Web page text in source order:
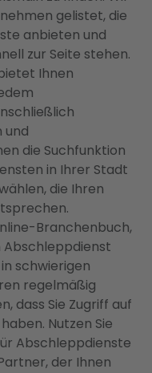
gelistet, die
anbieten und
zur Seite stehen.
Ihnen
und
die Suchfunktion
in Ihrer Stadt
die Ihren
Branchenbuch,
Abschleppdienst
schwierigen
regelmäßig
dass Sie Zugriff auf
Nutzen Sie
Abschleppdienste
der Ihnen